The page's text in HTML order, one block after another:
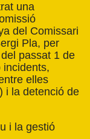
una
del Comissari
Pla, per
passat 1 de
incidents,
elles
i la detenció de
i la gestió